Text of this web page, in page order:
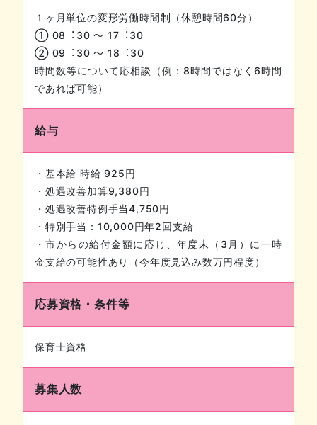
１ヶ月単位の変形労働時間制（休憩時間60分）
① 08︓30 〜 17︓30
② 09︓30 〜 18︓30
時間数等について応相談（例：8時間ではなく6時間
であれば可能）
給与
・基本給 時給 925円
・処遇改善加算9,380円
・処遇改善特例手当4,750円
・特別手当：10,000円年2回支給
・市からの給付金額に応じ、年度末（3月）に一時
金支給の可能性あり（今年度見込み数万円程度）
応募資格・条件等
保育士資格
募集人数